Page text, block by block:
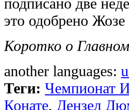
это одобрено
Коротко о
another languages:
Теги: Чемпионат
Конате, Дензел